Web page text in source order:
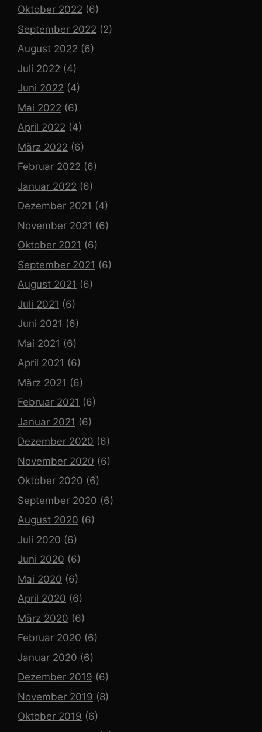
Oktober 2022 (6)
September 2022 (2)
August 2022 (6)
Juli 2022 (4)
Juni 2022 (4)
Mai 2022 (6)
April 2022 (4)
März 2022 (6)
Februar 2022 (6)
Januar 2022 (6)
Dezember 2021 (4)
November 2021 (6)
Oktober 2021 (6)
September 2021 (6)
August 2021 (6)
Juli 2021 (6)
Juni 2021 (6)
Mai 2021 (6)
April 2021 (6)
März 2021 (6)
Februar 2021 (6)
Januar 2021 (6)
Dezember 2020 (6)
November 2020 (6)
Oktober 2020 (6)
September 2020 (6)
August 2020 (6)
Juli 2020 (6)
Juni 2020 (6)
Mai 2020 (6)
April 2020 (6)
März 2020 (6)
Februar 2020 (6)
Januar 2020 (6)
Dezember 2019 (6)
November 2019 (8)
Oktober 2019 (6)